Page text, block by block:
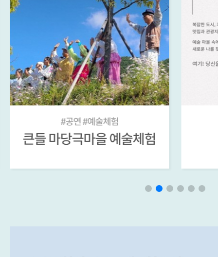
#큰들체험
큰들 <청춘집>